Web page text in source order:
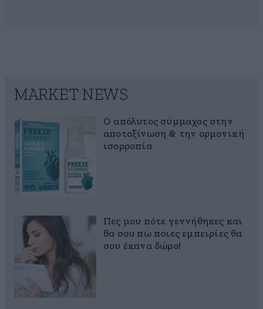
MARKET NEWS
Ο απόλυτος σύμμαχος στην
αποτοξίνωση & την ορμονική
ισορροπία
Πες μου πότε γεννήθηκες και
θα σου πω ποιες εμπειρίες θα
σου έκανα δώρο!